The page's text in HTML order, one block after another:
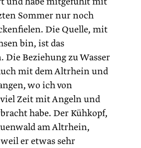
Sommer nur noch
Die Quelle, mit
bin, ist das
Die Beziehung zu Wasser
mit dem Altrhein und
wo ich von
Zeit mit Angeln und
habe. Der Kühkopf,
am Altrhein,
er etwas sehr